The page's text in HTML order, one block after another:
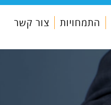
התמחויות צור קשר